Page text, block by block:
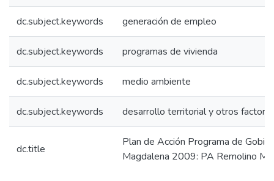
dc.subject.keywords generación de empleo
dc.subject.keywords programas de vivienda
dc.subject.keywords medio ambiente
dc.subject.keywords desarrollo territorial y otros
dc.title
Plan de Acción Programa de
Magdalena 2009: PA Remolino